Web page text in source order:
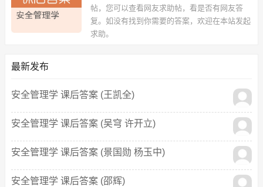
帖，您可以查看网友求助帖，看是否有网友答
复。如没有找到你需要的答案，欢迎在本站发起
求助。
最新发布
安全管理学 课后答案 (王凯全)
安全管理学 课后答案 (吴穹 许开立)
安全管理学 课后答案 (景国勋 杨玉中)
安全管理学 课后答案 (邵辉)